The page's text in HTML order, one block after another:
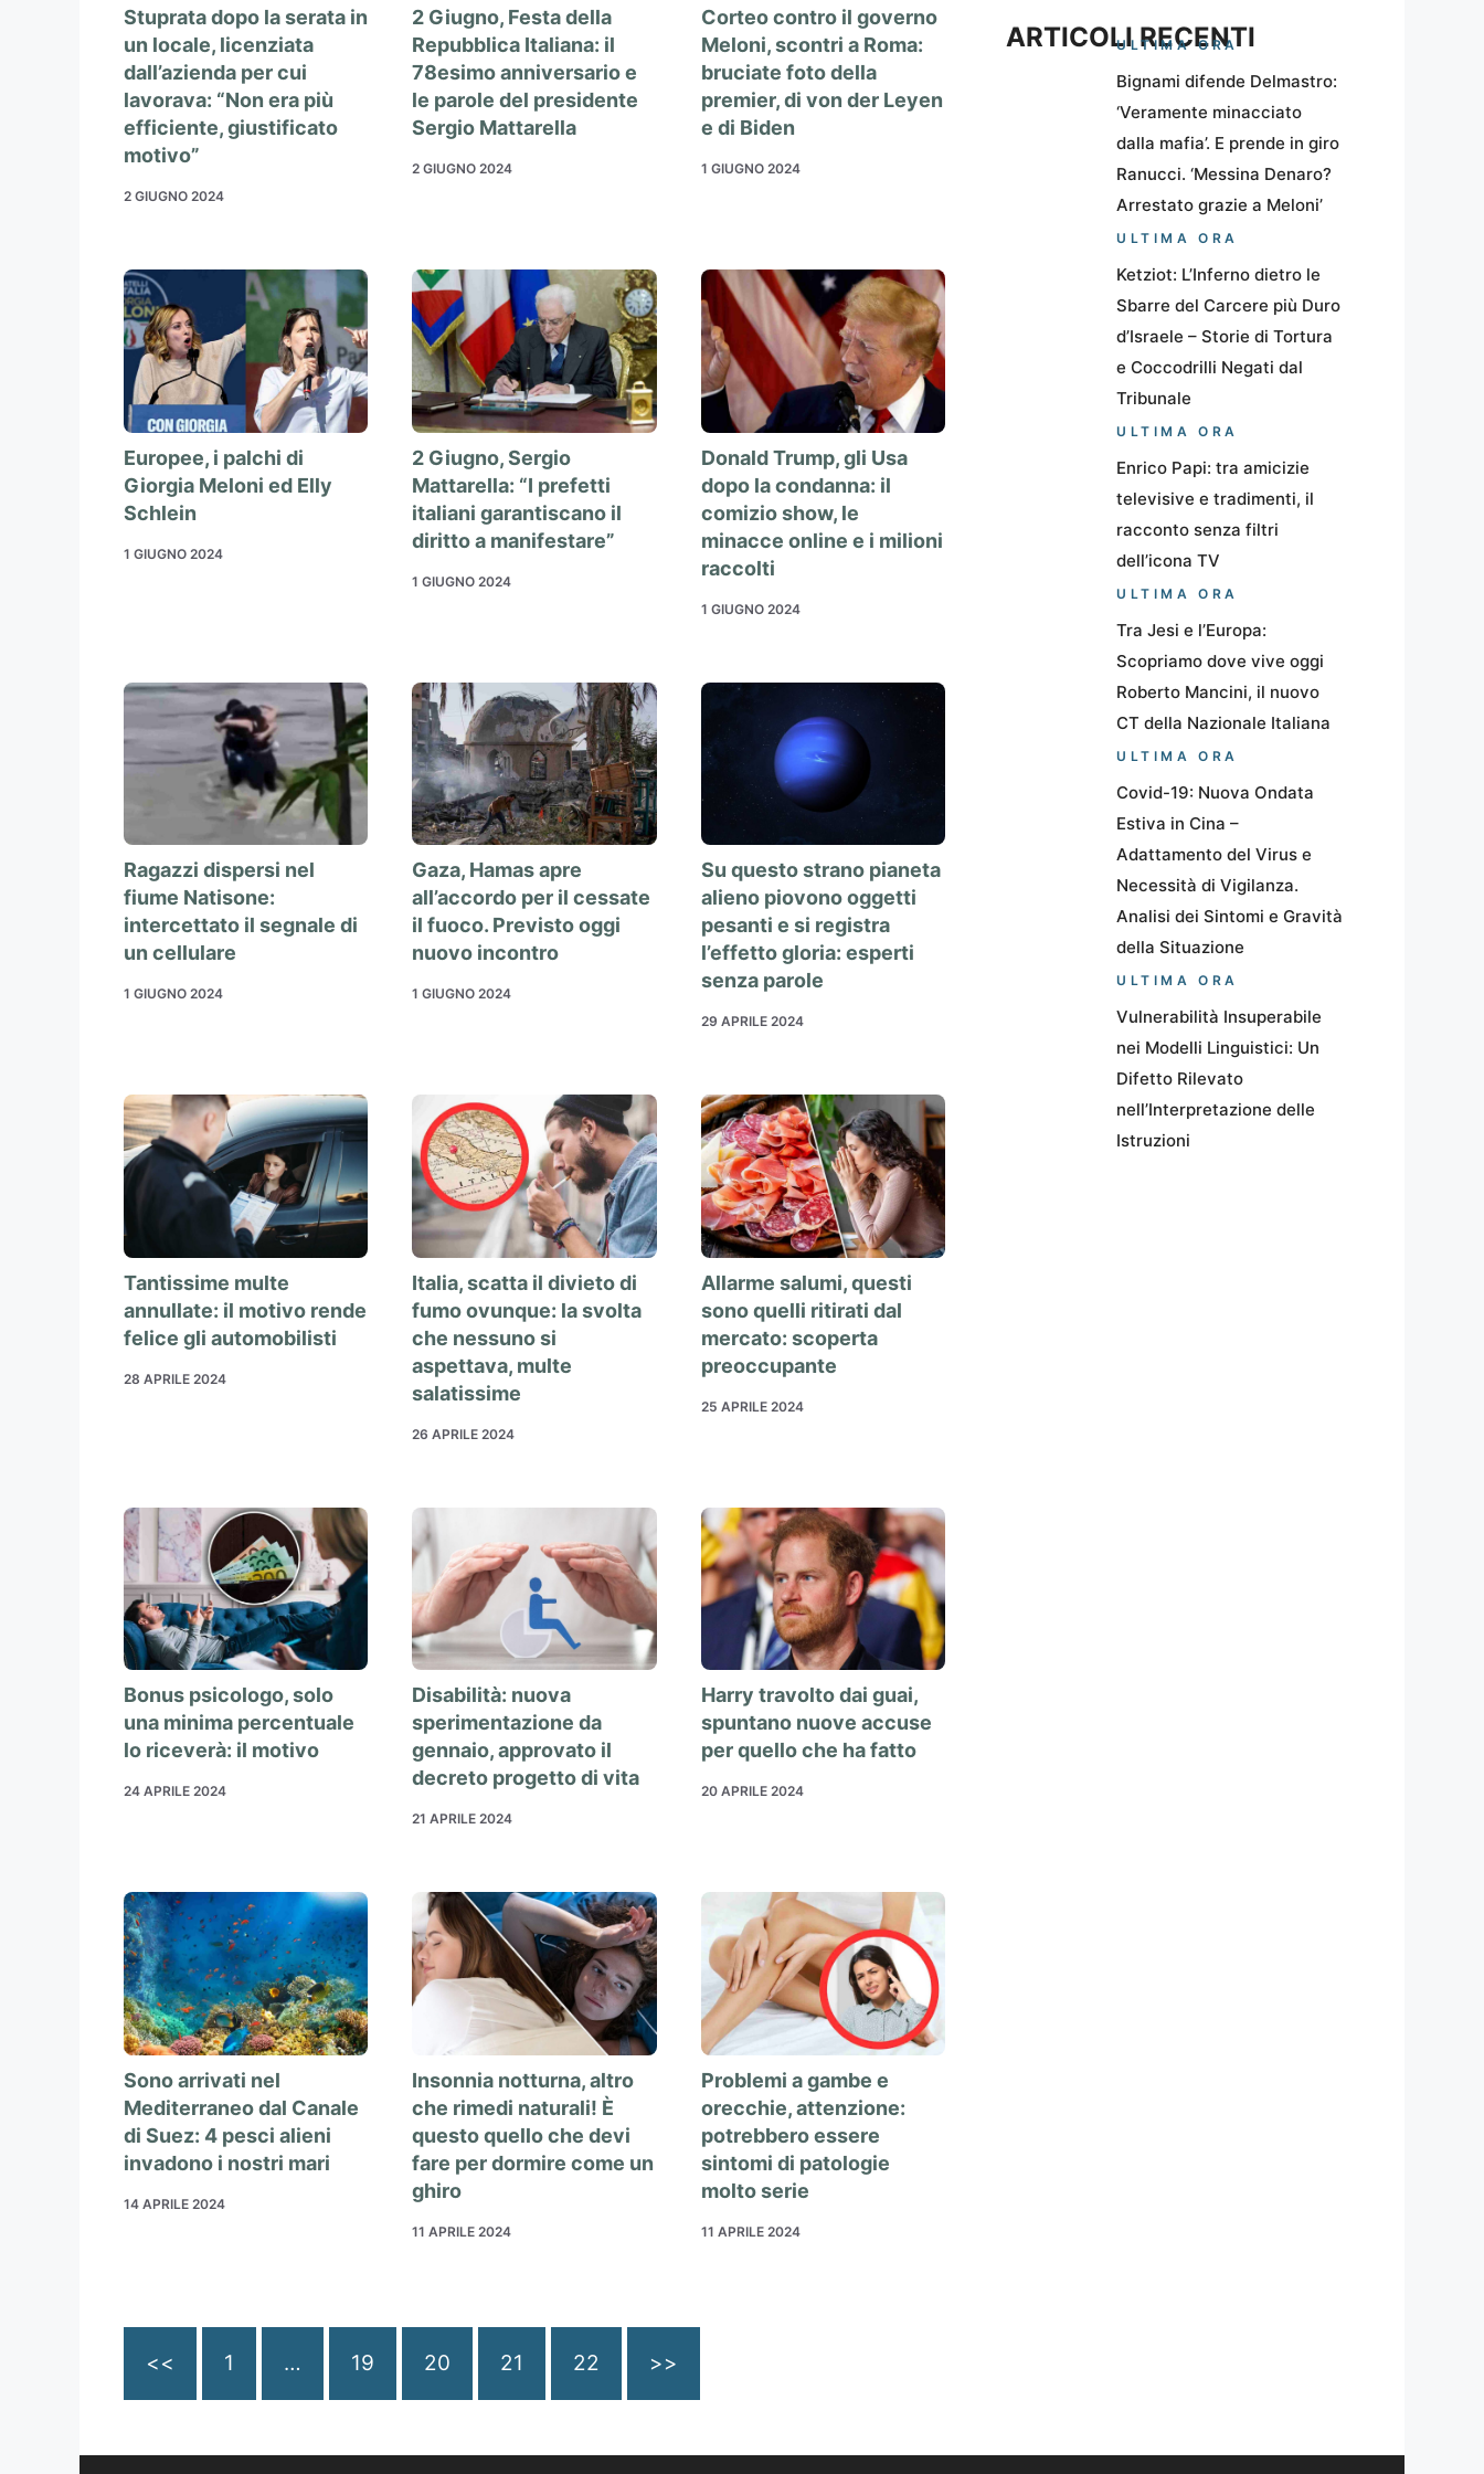
Stuprata dopo la serata in
un locale, licenziata
dall’azienda per cui
lavorava: “Non era più
efficiente, giustificato
motivo”
2 GIUGNO 2024
2 Giugno, Festa della
Repubblica Italiana: il
78esimo anniversario e
le parole del presidente
Sergio Mattarella
2 GIUGNO 2024
Corteo contro il governo
Meloni, scontri a Roma:
bruciate foto della
premier, di von der Leyen
e di Biden
1 GIUGNO 2024
Europee, i palchi di
Giorgia Meloni ed Elly
Schlein
1 GIUGNO 2024
2 Giugno, Sergio
Mattarella: “I prefetti
italiani garantiscano il
diritto a manifestare”
1 GIUGNO 2024
Donald Trump, gli Usa
dopo la condanna: il
comizio show, le
minacce online e i milioni
raccolti
1 GIUGNO 2024
Ragazzi dispersi nel
fiume Natisone:
intercettato il segnale di
un cellulare
1 GIUGNO 2024
Gaza, Hamas apre
all’accordo per il cessate
il fuoco. Previsto oggi
nuovo incontro
1 GIUGNO 2024
Su questo strano pianeta
alieno piovono oggetti
pesanti e si registra
l’effetto gloria: esperti
senza parole
29 APRILE 2024
Tantissime multe
annullate: il motivo rende
felice gli automobilisti
28 APRILE 2024
Italia, scatta il divieto di
fumo ovunque: la svolta
che nessuno si
aspettava, multe
salatissime
26 APRILE 2024
Allarme salumi, questi
sono quelli ritirati dal
mercato: scoperta
preoccupante
25 APRILE 2024
Bonus psicologo, solo
una minima percentuale
lo riceverà: il motivo
24 APRILE 2024
Disabilità: nuova
sperimentazione da
gennaio, approvato il
decreto progetto di vita
21 APRILE 2024
Harry travolto dai guai,
spuntano nuove accuse
per quello che ha fatto
20 APRILE 2024
Sono arrivati nel
Mediterraneo dal Canale
di Suez: 4 pesci alieni
invadono i nostri mari
14 APRILE 2024
Insonnia notturna, altro
che rimedi naturali! È
questo quello che devi
fare per dormire come un
ghiro
11 APRILE 2024
Problemi a gambe e
orecchie, attenzione:
potrebbero essere
sintomi di patologie
molto serie
11 APRILE 2024
<< 1 … 19 20 21 22 >>
ARTICOLI RECENTI
ULTIMA ORA
Bignami difende Delmastro:
‘Veramente minacciato
dalla mafia’. E prende in giro
Ranucci. ‘Messina Denaro?
Arrestato grazie a Meloni’
ULTIMA ORA
Ketziot: L’Inferno dietro le
Sbarre del Carcere più Duro
d’Israele – Storie di Tortura
e Coccodrilli Negati dal
Tribunale
ULTIMA ORA
Enrico Papi: tra amicizie
televisive e tradimenti, il
racconto senza filtri
dell’icona TV
ULTIMA ORA
Tra Jesi e l’Europa:
Scopriamo dove vive oggi
Roberto Mancini, il nuovo
CT della Nazionale Italiana
ULTIMA ORA
Covid-19: Nuova Ondata
Estiva in Cina –
Adattamento del Virus e
Necessità di Vigilanza.
Analisi dei Sintomi e Gravità
della Situazione
ULTIMA ORA
Vulnerabilità Insuperabile
nei Modelli Linguistici: Un
Difetto Rilevato
nell’Interpretazione delle
Istruzioni